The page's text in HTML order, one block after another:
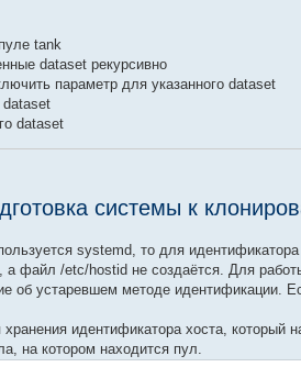
tank
dataset рекурсивно
параметр для указанного dataset
dataset
системы к
systemd, то для
а файл /etc/hostid не создаётся. Для
об устаревшем методе идентификации.
идентификатора хоста, который
на котором находится пул.